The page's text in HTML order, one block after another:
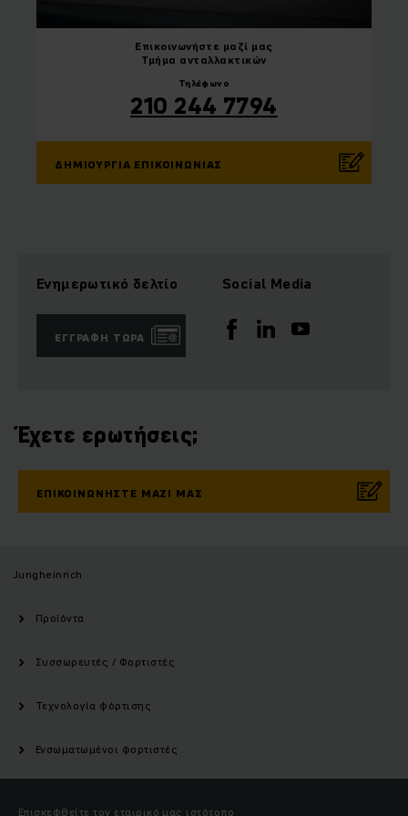
Επικοινωνήστε μαζί μας
Τμήμα ανταλλακτικών
Τηλέφωνο
210 244 7794
ΔΗΜΙΟΥΡΓΊΑ ΕΠΙΚΟΙΝΩΝΊΑΣ
Ενημερωτικό δελτίο
ΕΓΓΡΑΦΉ ΤΏΡΑ
Social Media
Έχετε ερωτήσεις;
ΕΠΙΚΟΙΝΩΝΉΣΤΕ ΜΑΖΊ ΜΑΣ
Jungheinrich
Προϊόντα
Συσσωρευτές / Φορτιστές
Τεχνολογία φόρτισης
Ενσωματωμένοι φορτιστές
Επισκεφθείτε τον εταιρικό μας ιστότοπο